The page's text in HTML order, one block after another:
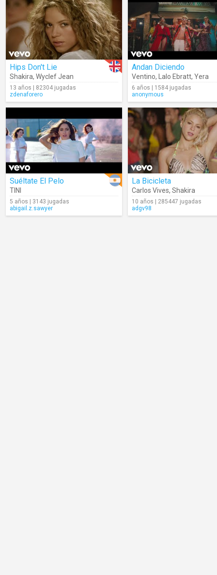
Hips Don't Lie
Shakira, Wyclef Jean
13 años | 82304 jugadas
zdenaforero
Andan Diciendo
Ventino, Lalo Ebratt, Yera
6 años | 1584 jugadas
anonymous
Suéltate El Pelo
TINI
5 años | 3143 jugadas
abigail.z.sawyer
La Bicicleta
Carlos Vives, Shakira
10 años | 285447 jugadas
adgv98